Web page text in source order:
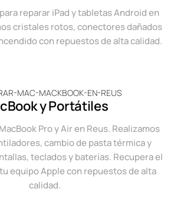
reparar iPad y tabletas Android en
cristales rotos, conectores dañados
con repuestos de alta calidad.
y Portátiles
Pro y Air en Reus. Realizamos
cambio de pasta térmica y
teclados y baterías. Recupera el
equipo Apple con repuestos de alta
calidad.